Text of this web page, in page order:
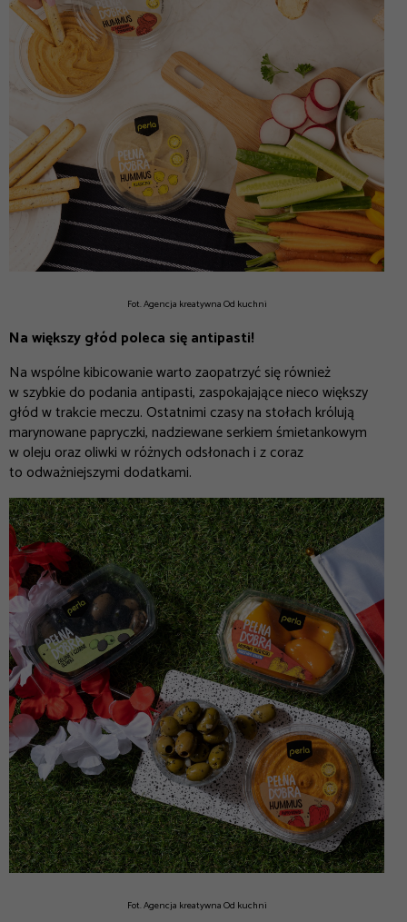
Fot. Agencja kreatywna Od kuchni
Na większy głód poleca się antipasti!
Na wspólne kibicowanie warto zaopatrzyć się również
w szybkie do podania antipasti, zaspokajające nieco większy
głód w trakcie meczu. Ostatnimi czasy na stołach królują
marynowane papryczki, nadziewane serkiem śmietankowym
w oleju oraz oliwki w różnych odsłonach i z coraz
to odważniejszymi dodatkami.
Fot. Agencja kreatywna Od kuchni